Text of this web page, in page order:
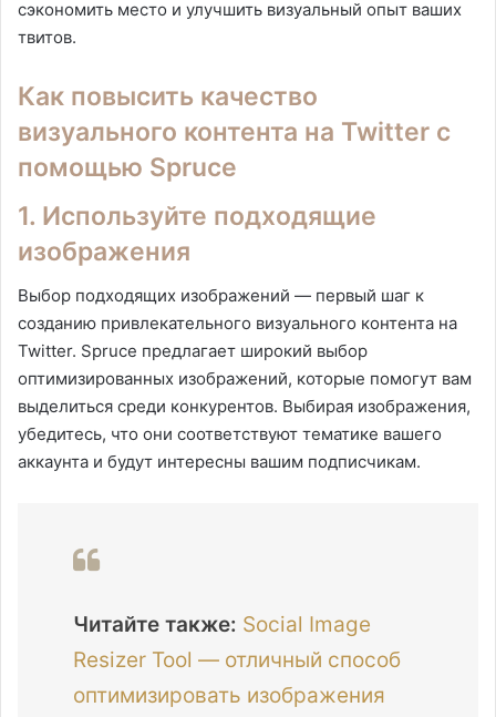
сэкономить место и улучшить визуальный опыт ваших
твитов.
Как повысить качество
визуального контента на Twitter с
помощью Spruce
1. Используйте подходящие
изображения
Выбор подходящих изображений — первый шаг к
созданию привлекательного визуального контента на
Twitter. Spruce предлагает широкий выбор
оптимизированных изображений, которые помогут вам
выделиться среди конкурентов. Выбирая изображения,
убедитесь, что они соответствуют тематике вашего
аккаунта и будут интересны вашим подписчикам.
Читайте также: Social Image
Resizer Tool — отличный способ
оптимизировать изображения